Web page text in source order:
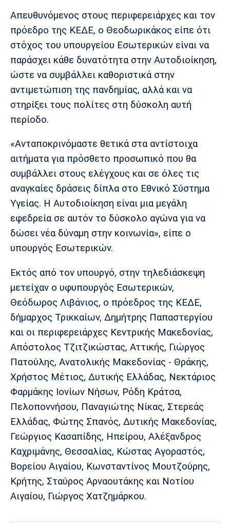
Απευθυνόμενος στους περιφερειάρχες και τον
πρόεδρο της ΚΕΔΕ, ο Θεοδωρικάκος είπε ότι
στόχος του υπουργείου Εσωτερικών είναι να
παράσχει κάθε δυνατότητα στην Αυτοδιοίκηση,
ώστε να συμβάλλει καθοριστικά στην
αντιμετώπιση της πανδημίας, αλλά και να
στηρίξει τους πολίτες στη δύσκολη αυτή
περίοδο.
«Ανταποκρινόμαστε θετικά στα αντίστοιχα
αιτήματα για πρόσθετο προσωπικό που θα
συμβάλλει στους ελέγχους και σε όλες τις
αναγκαίες δράσεις δίπλα στο Εθνικό Σύστημα
Υγείας. Η Αυτοδιοίκηση είναι μια μεγάλη
εφεδρεία σε αυτόν το δύσκολο αγώνα για να
δώσει νέα δύναμη στην κοινωνία», είπε ο
υπουργός Εσωτερικών.
Εκτός από τον υπουργό, στην τηλεδιάσκεψη
μετείχαν ο υφυπουργός Εσωτερικών,
Θεόδωρος Λιβάνιος, ο πρόεδρος της ΚΕΔΕ,
δήμαρχος Τρικκαίων, Δημήτρης Παπαστεργίου
και οι περιφερειάρχες Κεντρικής Μακεδονίας,
Απόστολος Τζιτζικώστας, Αττικής, Γιώργος
Πατούλης, Ανατολικής Μακεδονίας - Θράκης,
Χρήστος Μέτιος, Δυτικής Ελλάδας, Νεκτάριος
Φαρμάκης Ιονίων Νήσων, Ρόδη Κράτσα,
Πελοποννήσου, Παναγιώτης Νίκας, Στερεάς
Ελλάδας, Φώτης Σπανός, Δυτικής Μακεδονίας,
Γεώργιος Κασαπίδης, Ηπείρου, Αλέξανδρος
Καχριμάνης, Θεσσαλίας, Κώστας Αγοραστός,
Βορείου Αιγαίου, Κωνσταντίνος Μουτζούρης,
Κρήτης, Σταύρος Αρναουτάκης και Νοτίου
Αιγαίου, Γιώργος Χατζημάρκου.